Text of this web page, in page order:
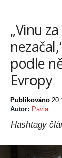
„Vinu
podle
Evropy
Publikováno
Autor: Pavla
Hashtagy